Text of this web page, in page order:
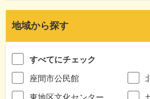
地域から探す
すべてにチェック
座間市公民館
東地区文化センター